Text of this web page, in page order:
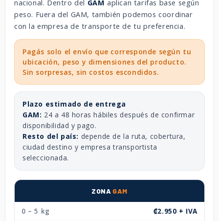
nacional. Dentro del GAM aplican tarifas base según
peso. Fuera del GAM, también podemos coordinar
con la empresa de transporte de tu preferencia.
Pagás solo el envío que corresponde según tu
ubicación, peso y dimensiones del producto.
Sin sorpresas, sin costos escondidos.
Plazo estimado de entrega
GAM: 24 a 48 horas hábiles después de confirmar
disponibilidad y pago.
Resto del país: depende de la ruta, cobertura,
ciudad destino y empresa transportista
seleccionada.
ZONA GAM
0 – 5 kg ₡2.950 + IVA